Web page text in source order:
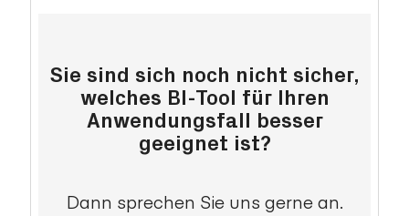
Sie sind sich noch nicht sicher,
welches BI-Tool für Ihren
Anwendungsfall besser
geeignet ist?
Dann sprechen Sie uns gerne an.